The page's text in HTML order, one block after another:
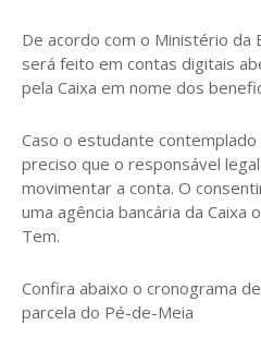
De acordo com o Ministério da
será feito em contas digitais
pela Caixa em nome dos
Caso o estudante
preciso que o responsável
movimentar a conta. O
uma agência bancária da Caixa
Tem.
Confira abaixo o cronograma
parcela do Pé-de-Meia